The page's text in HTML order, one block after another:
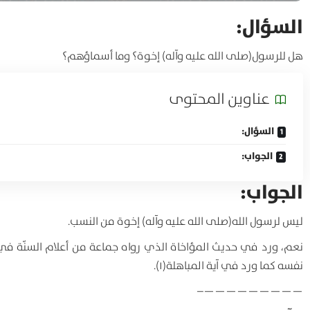
السؤال:
هل للرسول(صلى الله عليه وآله) إخوة؟ وما أسماؤهم؟
عناوين المحتوی
السؤال:
الجواب:
الجواب:
ليس لرسول الله(صلى الله عليه وآله) إخوة من النسب.
نعم، ورد في حديث المؤاخاة الذي رواه جماعة من أعلام السنّة
نفسه كما ورد في آية المباهلة(۱).
—————————–